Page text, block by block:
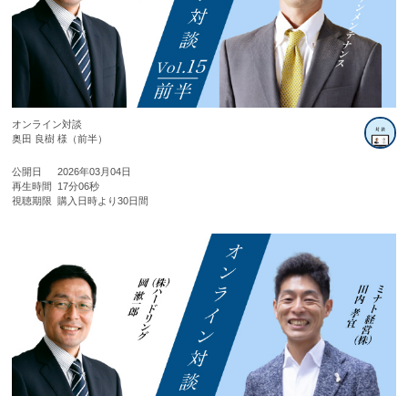
オンライン対談
奥田 良樹 様（前半）
公開日
2026年03月04日
再生時間
17分06秒
視聴期限
購入日時より30日間